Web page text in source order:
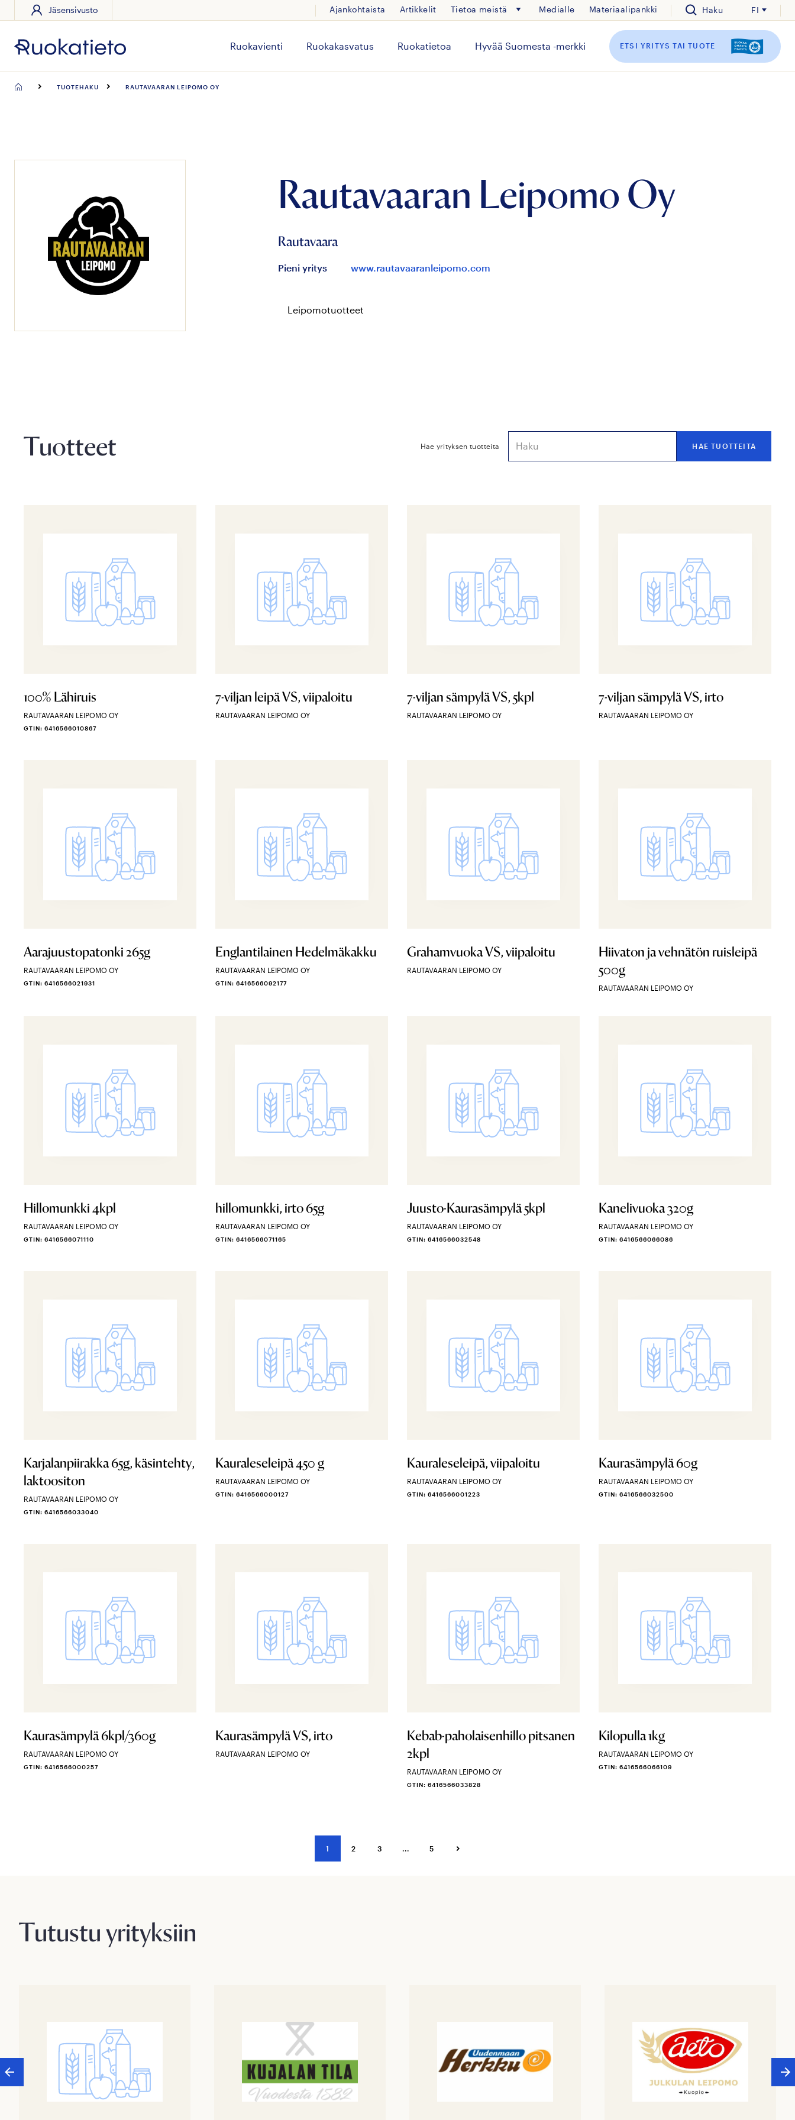
sisältöön
Jäsensivusto Ajankohtaista Artikkelit Tietoa meistä Medialle Materiaalipankki Haku FI
Ruokavienti Ruokakasvatus Ruokatietoa Hyvää Suomesta -merkki ETSI YRITYS TAI TUOTE
TUOTEHAKU RAUTAVAARAN LEIPOMO OY
Rautavaaran Leipomo Oy
Rautavaara
Pieni yritys www.rautavaaranleipomo.com
Leipomotuotteet
Tuotteet Hae yrityksen tuotteita
100% Lähiruis
RAUTAVAARAN LEIPOMO OY
GTIN: 6416566010867
7-viljan leipä VS, viipaloitu
RAUTAVAARAN LEIPOMO OY
7-viljan sämpylä VS, 5kpl
RAUTAVAARAN LEIPOMO OY
7-viljan sämpylä VS, irto
RAUTAVAARAN LEIPOMO OY
Aarajuustopatonki 265g
RAUTAVAARAN LEIPOMO OY
GTIN: 6416566021931
Englantilainen Hedelmäkakku
RAUTAVAARAN LEIPOMO OY
GTIN: 6416566092177
Grahamvuoka VS, viipaloitu
RAUTAVAARAN LEIPOMO OY
Hiivaton ja vehnätön ruisleipä
500g
RAUTAVAARAN LEIPOMO OY
Hillomunkki 4kpl
RAUTAVAARAN LEIPOMO OY
GTIN: 6416566071110
hillomunkki, irto 65g
RAUTAVAARAN LEIPOMO OY
GTIN: 6416566071165
Juusto-Kaurasämpylä 5kpl
RAUTAVAARAN LEIPOMO OY
GTIN: 6416566032548
Kanelivuoka 320g
RAUTAVAARAN LEIPOMO OY
GTIN: 6416566066086
Karjalanpiirakka 65g, käsintehty,
laktoositon
RAUTAVAARAN LEIPOMO OY
GTIN: 6416566033040
Kauraleseleipä 450 g
RAUTAVAARAN LEIPOMO OY
GTIN: 6416566000127
Kauraleseleipä, viipaloitu
RAUTAVAARAN LEIPOMO OY
GTIN: 6416566001223
Kaurasämpylä 60g
RAUTAVAARAN LEIPOMO OY
GTIN: 6416566032500
Kaurasämpylä 6kpl/360g
RAUTAVAARAN LEIPOMO OY
GTIN: 6416566000257
Kaurasämpylä VS, irto
RAUTAVAARAN LEIPOMO OY
Kebab-paholaisenhillo pitsanen
2kpl
RAUTAVAARAN LEIPOMO OY
GTIN: 6416566033828
Kilopulla 1kg
RAUTAVAARAN LEIPOMO OY
GTIN: 6416566066109
1 2 3 5
Tutustu yrityksiin